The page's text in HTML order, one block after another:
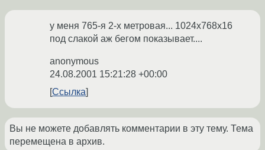
у меня 765-я 2-х метровая... 1024х768х16
под слакой аж бегом показывает....
anonymous
24.08.2001 15:21:28 +00:00
Ссылка
Вы не можете добавлять комментарии в эту тему. Тема
перемещена в архив.